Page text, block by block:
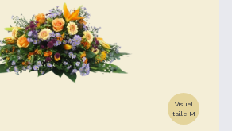
Visuel
taille M